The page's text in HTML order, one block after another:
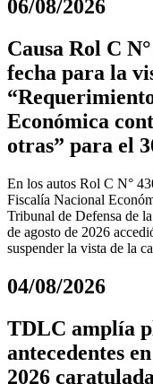
06/08/2026
Causa Rol C
fecha para la
Económica
otras” para el
En los autos Rol C N°
Fiscalía Nacional
Tribunal de Defensa de
de agosto de 2026
suspender la vista de la
04/08/2026
TDLC amplía
antecedentes
2026